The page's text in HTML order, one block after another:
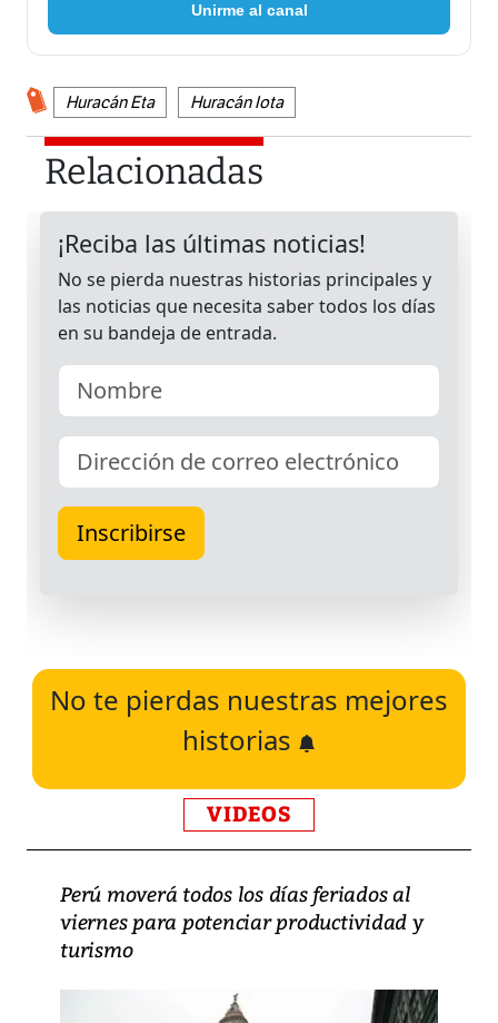
Unirme al canal
Huracán Eta Huracán Iota
Relacionadas
No te pierdas nuestras mejores
historias
VIDEOS
Perú moverá todos los días feriados al
viernes para potenciar productividad y
turismo